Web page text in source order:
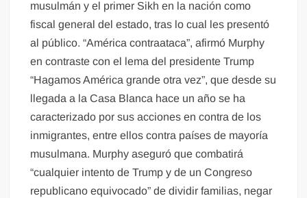
musulmán y el primer Sikh en la nación como
fiscal general del estado, tras lo cual les presentó
al público. “América contraataca”, afirmó Murphy
en contraste con el lema del presidente Trump
“Hagamos América grande otra vez”, que desde su
llegada a la Casa Blanca hace un año se ha
caracterizado por sus acciones en contra de los
inmigrantes, entre ellos contra países de mayoría
musulmana. Murphy aseguró que combatirá
“cualquier intento de Trump y de un Congreso
republicano equivocado” de dividir familias, negar